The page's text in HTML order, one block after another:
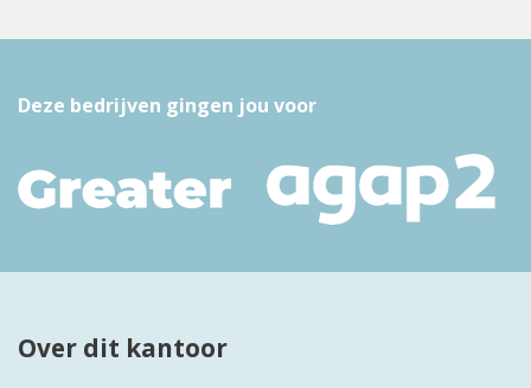
Deze bedrijven gingen jou voor
Over dit kantoor